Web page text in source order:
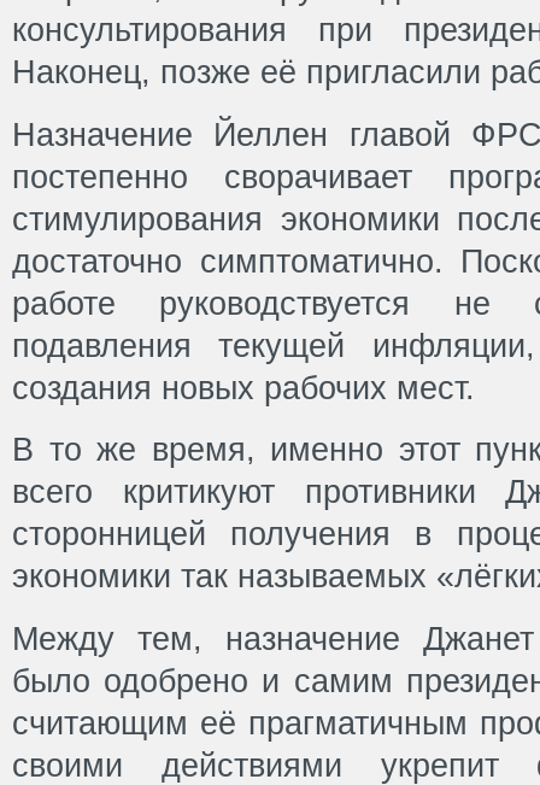
консультирования при
Наконец, позже её пригласили
Назначение Йеллен главой
постепенно сворачивает
стимулирования экономики
достаточно симптоматично.
работе руководствуется не
подавления текущей
создания новых рабочих мест.
В то же время, именно этот
всего критикуют противники
сторонницей получения в
экономики так называемых
Между тем, назначение
было одобрено и самим
считающим её прагматичным
своими действиями укрепит